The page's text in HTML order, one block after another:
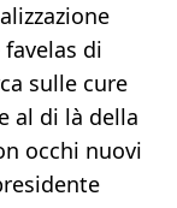
di
sulle cure
al di là della
occhi nuovi